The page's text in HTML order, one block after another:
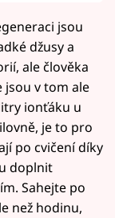
jsou
džusy a
ale člověka
jsou v tom ale
ionťáku u
je to pro
po cvičení díky
doplnit
Sahejte po
než hodinu,